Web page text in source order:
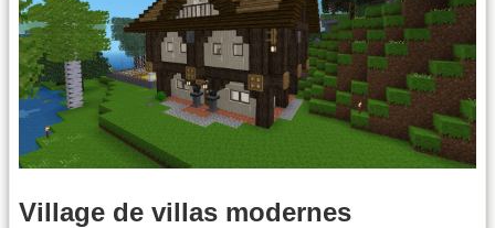
Village de villas modernes